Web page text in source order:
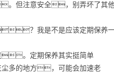
但注意安全，别弄坏了其
？我是不是应该定期保养
。定期保养其实挺简单
的地方，可能会加速老